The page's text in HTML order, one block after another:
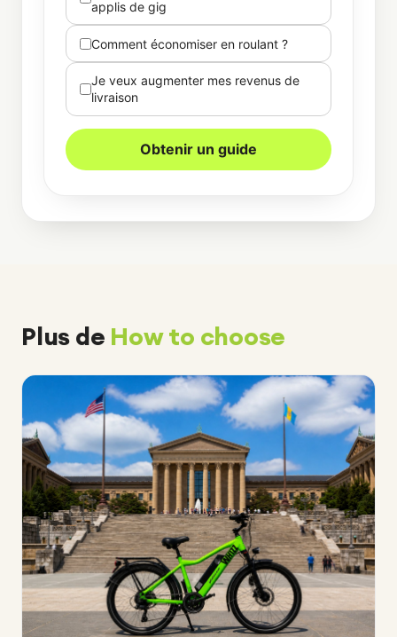
applis de gig
Comment économiser en roulant ?
Je veux augmenter mes revenus de
livraison
Obtenir un guide
Plus de How to choose